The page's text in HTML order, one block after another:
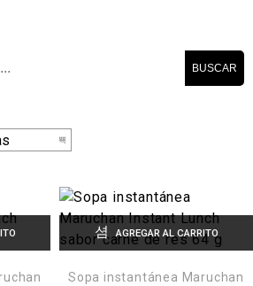
BUSCAR
AGREGAR AL CARRITO
Sopa instantánea Maruchan